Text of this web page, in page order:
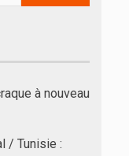
à nouveau
/ Tunisie :